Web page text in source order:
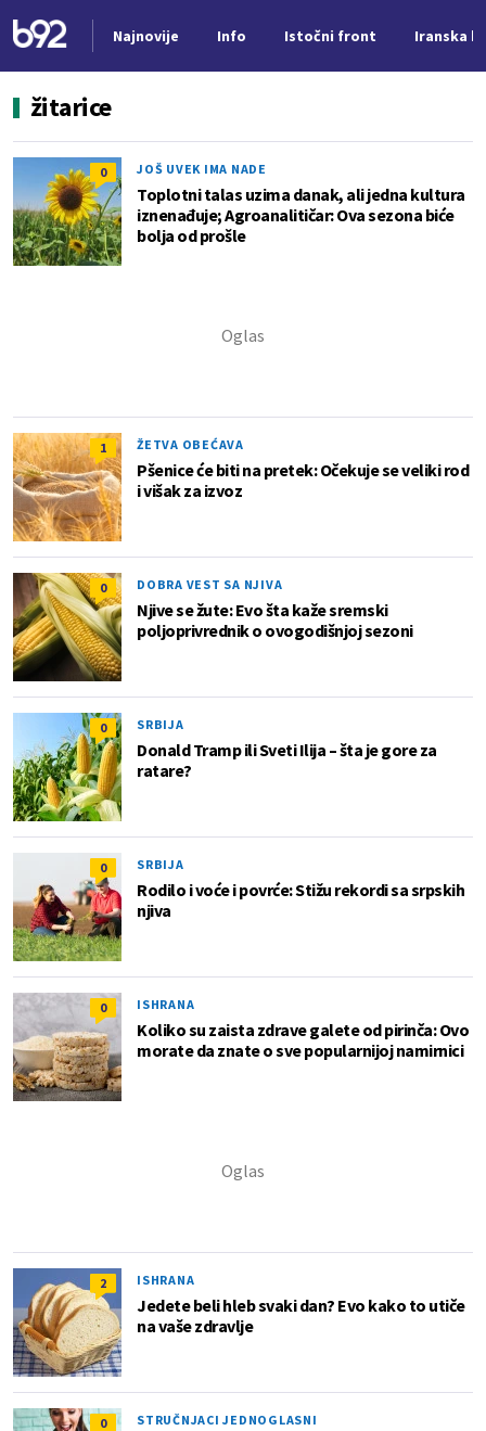
Najnovije Info Istočni front Iranska
žitarice
0 JOŠ UVEK IMA NADE
Toplotni talas uzima danak, ali jedna kultura
iznenađuje; Agroanalitičar: Ova sezona biće
bolja od prošle
1 ŽETVA OBEĆAVA
Pšenice će biti na pretek: Očekuje se veliki rod
i višak za izvoz
0 DOBRA VEST SA NJIVA
Njive se žute: Evo šta kaže sremski
poljoprivrednik o ovogodišnjoj sezoni
0 SRBIJA
Donald Tramp ili Sveti Ilija – šta je gore za
ratare?
0 SRBIJA
Rodilo i voće i povrće: Stižu rekordi sa srpskih
njiva
0 ISHRANA
Koliko su zaista zdrave galete od pirinča: Ovo
morate da znate o sve popularnijoj namirnici
2 ISHRANA
Jedete beli hleb svaki dan? Evo kako to utiče
na vaše zdravlje
0 STRUČNJACI JEDNOGLASNI